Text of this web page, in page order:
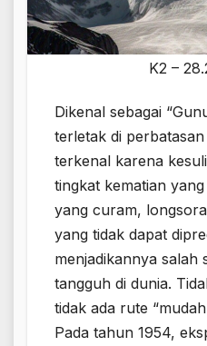
K2 –
Dikenal sebagai
terletak di
terkenal karena
tingkat kematian
yang curam,
yang tidak dapat
menjadikannya salah
tangguh di dunia.
tidak ada rute
Pada tahun 1954,